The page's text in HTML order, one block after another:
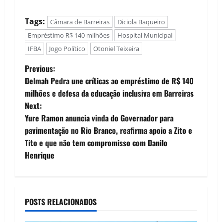
Tags: Câmara de Barreiras
Diciola Baqueiro
Empréstimo R$ 140 milhões
Hospital Municipal
IFBA
Jogo Político Otoniel Teixeira
P
o
s
t
n
v
Previous:
Delmah Pedra une críticas ao empréstimo de R$ 140
milhões e defesa da educação inclusiva em Barreiras
Next:
Yure Ramon anuncia vinda do Governador para
pavimentação no Rio Branco, reafirma apoio a Zito e
Tito e que não tem compromisso com Danilo
Henrique
POSTS RELACIONADOS